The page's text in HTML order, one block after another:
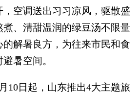
，空调送出习习凉风，驱散盛
煮、清甜温润的绿豆汤不限量
解暑良方，为往来市民和食
暑空间。
日起，山东推出4大主题旅